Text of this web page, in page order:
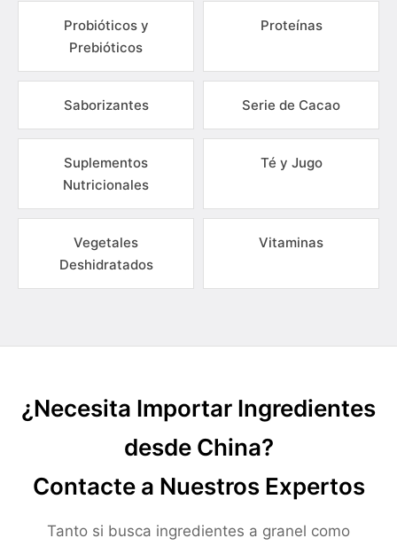
Probióticos y
Prebióticos
Proteínas
Saborizantes Serie de Cacao
Suplementos
Nutricionales
Té y Jugo
Vegetales
Deshidratados
Vitaminas
¿Necesita Importar Ingredientes
desde China?
Contacte a Nuestros Expertos
Tanto si busca ingredientes a granel como